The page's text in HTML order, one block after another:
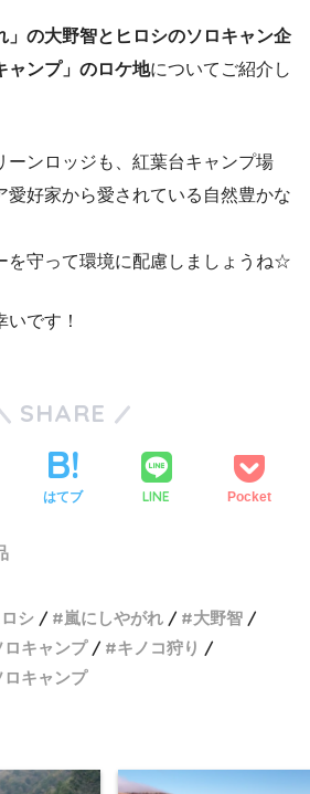
」の大野智とヒロシのソロキャン企
ャンプ」のロケ地についてご紹介し
ーンロッジも、紅葉台キャンプ場
愛好家から愛されている自然豊かな
を守って環境に配慮しましょうね☆
です！
SHARE
はてブ LINE Pocket
シ 嵐にしやがれ
大野智
キャンプ
キノコ狩り
ロキャンプ